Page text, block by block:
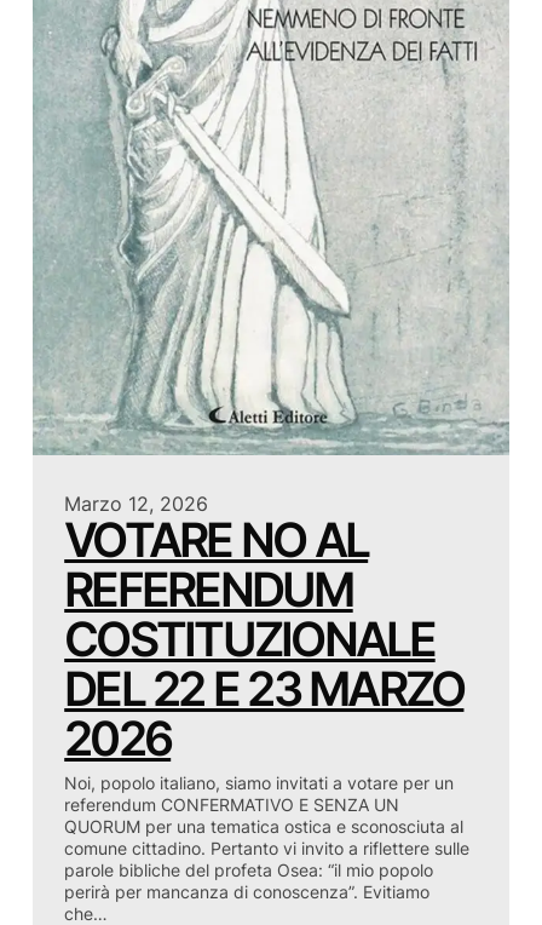
Marzo 12, 2026
VOTARE NO AL
REFERENDUM
COSTITUZIONALE
DEL 22 E 23 MARZO
2026
Noi, popolo italiano, siamo invitati a votare per un
referendum CONFERMATIVO E SENZA UN
QUORUM per una tematica ostica e sconosciuta al
comune cittadino. Pertanto vi invito a riflettere sulle
parole bibliche del profeta Osea: “il mio popolo
perirà per mancanza di conoscenza”. Evitiamo
che…